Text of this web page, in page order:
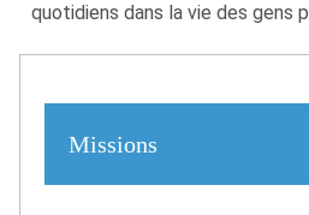
quotidiens dans la vie des gens
Missions